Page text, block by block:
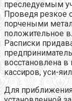
преследуемым
Проведя резкое
порчеными
положительное
Расписки
восстановлена
кассиров, уси-
Для